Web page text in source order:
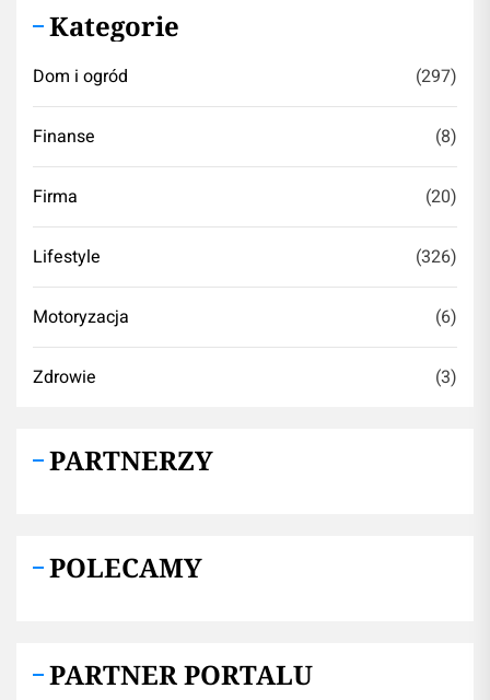
Kategorie
Dom i ogród (297)
Finanse (8)
Firma (20)
Lifestyle (326)
Motoryzacja (6)
Zdrowie (3)
PARTNERZY
POLECAMY
PARTNER PORTALU